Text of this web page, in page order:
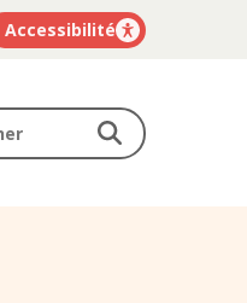
Accessibilité
Rechercher